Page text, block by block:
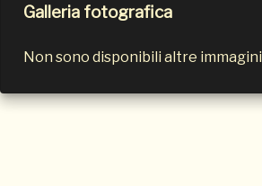
Galleria fotografica
Non sono disponibili altre immagini